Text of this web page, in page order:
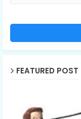
FEATURED POST